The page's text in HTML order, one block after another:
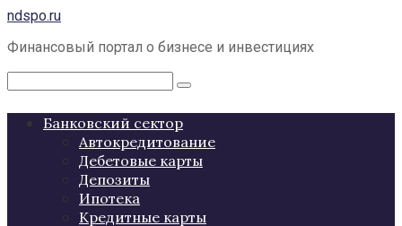
Перейти
контенту
ndspo.ru
Финансовый портал о бизнесе и инвестициях
Поиск:
Банковский сектор
Автокредитование
Дебетовые карты
Депозиты
Ипотека
Кредитные карты